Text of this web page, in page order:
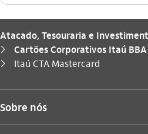
Atacado, Tesouraria e
seta_direita Cartões Corporativos Itaú BBA
seta_direita
Você está aqui:
Itaú CTA Mastercard
Sobre nós